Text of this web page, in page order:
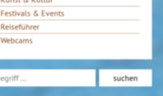
Festivals & Events
Reiseführer
Webcams